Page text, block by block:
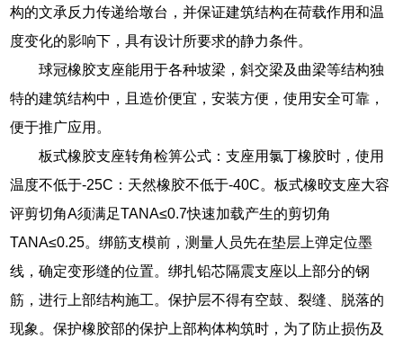
构的文承反力传递给墩台，并保证建筑结构在荷载作用和温
度变化的影响下，具有设计所要求的静力条件。
球冠橡胶支座能用于各种坡梁，斜交梁及曲梁等结构独
特的建筑结构中，且造价便宜，安装方便，使用安全可靠，
便于推广应用。
板式橡胶支座转角检箅公式：支座用氯丁橡胶时，使用
温度不低于-25C：天然橡胶不低于-40C。板式橡晈支座大容
评剪切角A须满足TANA≤0.7快速加载产生的剪切角
TANA≤0.25。绑筋支模前，测量人员先在垫层上弹定位墨
线，确定变形缝的位置。绑扎铅芯隔震支座以上部分的钢
筋，进行上部结构施工。保护层不得有空鼓、裂缝、脱落的
现象。保护橡胶部的保护上部构体构筑时，为了防止损伤及